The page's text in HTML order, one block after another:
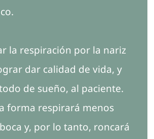
la respiración por la nariz
dar calidad de vida, y
de sueño, al paciente.
forma respirará menos
y, por lo tanto, roncará